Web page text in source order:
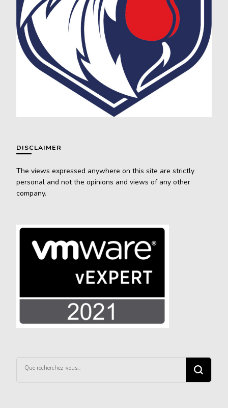
DISCLAIMER
The views expressed anywhere on this site are strictly
personal and not the opinions and views of any other
company.
recherchiez
quelque